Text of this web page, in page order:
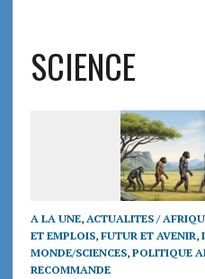
SCIENCE
A LA UNE, ACTUALITES /
ET EMPLOIS, FUTUR ET AVENIR,
MONDE/SCIENCES, POLITIQUE
RECOMMANDE